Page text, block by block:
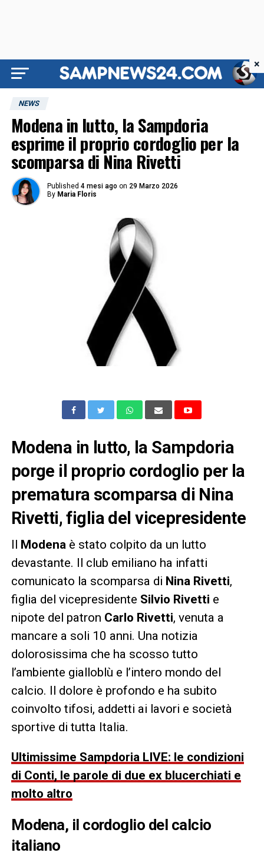
NEWS
Modena in lutto, la Sampdoria
esprime il proprio cordoglio per la
scomparsa di Nina Rivetti
Published 4 mesi ago on 29 Marzo 2026
By Maria Floris
Modena in lutto, la Sampdoria
porge il proprio cordoglio per la
prematura scomparsa di Nina
Rivetti, figlia del vicepresidente
Il Modena è stato colpito da un lutto
devastante. Il club emiliano ha infatti
comunicato la scomparsa di Nina Rivetti,
figlia del vicepresidente Silvio Rivetti e
nipote del patron Carlo Rivetti, venuta a
mancare a soli 10 anni. Una notizia
dolorosissima che ha scosso tutto
l’ambiente gialloblù e l’intero mondo del
calcio. Il dolore è profondo e ha subito
coinvolto tifosi, addetti ai lavori e società
sportive di tutta Italia.
Ultimissime Sampdoria LIVE: le condizioni
di Conti, le parole di due ex blucerchiati e
molto altro
Modena, il cordoglio del calcio
italiano
×